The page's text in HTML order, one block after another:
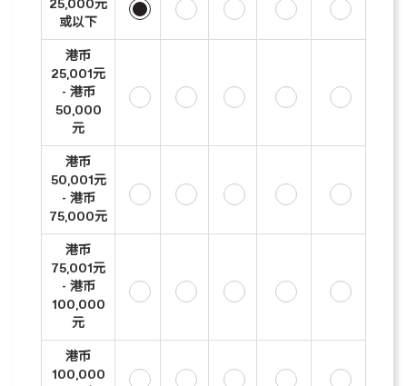
25,000元
或以下
港币
25,001元
- 港币
50,000
元
港币
50,001元
- 港币
75,000元
港币
75,001元
- 港币
100,000
元
港币
100,000